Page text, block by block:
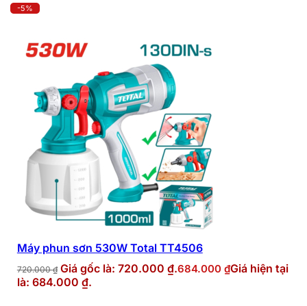
-5%
Máy phun sơn 530W Total TT4506
720.000₫ Giá gốc là: 720.000 ₫.684.000 ₫Giá hiện tại
là: 684.000 ₫.